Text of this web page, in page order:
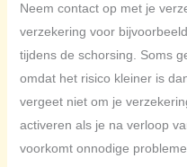
Neem contact op met je
verzekering voor
tijdens de schorsing. Soms
omdat het risico kleiner is
vergeet niet om je
activeren als je na verloop
voorkomt onnodige